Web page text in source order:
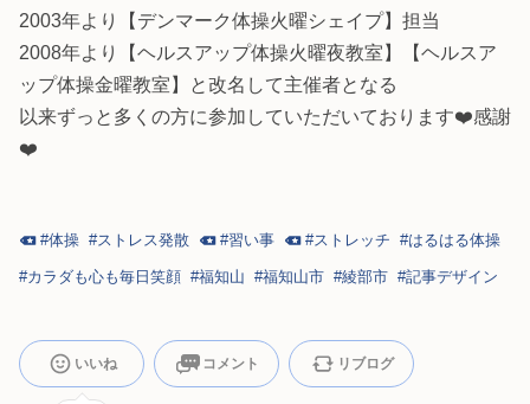
2003年より【デンマーク体操火曜シェイプ】担当
2008年より【ヘルスアップ体操火曜夜教室】【ヘルスア
ップ体操金曜教室】と改名して主催者となる
以来ずっと多くの方に参加していただいております❤️感謝
❤️
#体操 #ストレス発散 #習い事 #ストレッチ #はるはる体操
#カラダも心も毎日笑顔 #福知山 #福知山市 #綾部市 #記事デザイン
いいね コメント リブログ